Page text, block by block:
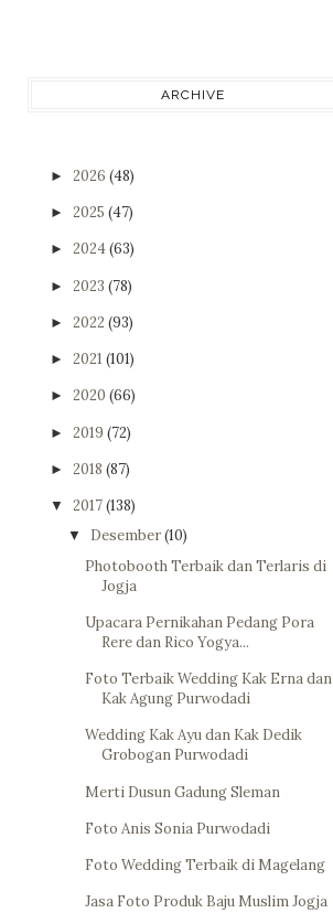
ARCHIVE
► 2026 (48)
► 2025 (47)
► 2024(63)
► 2023 (78)
► 2022 (93)
► 2021 (101)
► 2020 (66)
► 2019 (72)
► 2018 (87)
▼ 2017(138)
▼ Desember(10)
Photobooth Terbaik dan Terlaris di
Jogja
Upacara Pernikahan Pedang Pora
Rere dan Rico Yogya...
Foto Terbaik Wedding Kak Erna dan
Kak Agung Purwodadi
Wedding Kak Ayu dan Kak Dedik
Grobogan Purwodadi
Merti Dusun Gadung Sleman
Foto Anis Sonia Purwodadi
Foto Wedding Terbaik di Magelang
Jasa Foto Produk Baju Muslim Jogja